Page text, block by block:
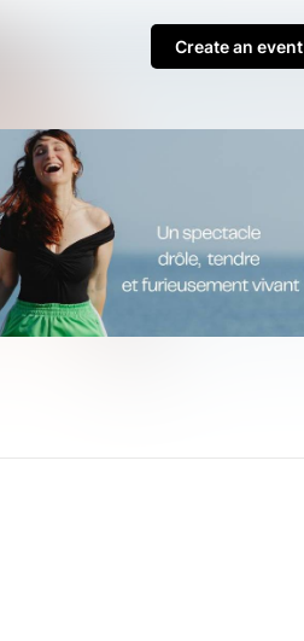
Create an event